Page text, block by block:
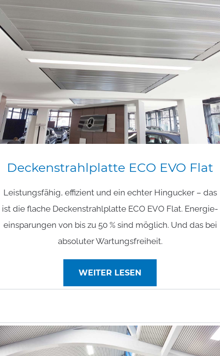
Deckenstrahlplatte ECO EVO Flat
Leistungsfähig, effizient und ein echter Hingucker – das
ist die flache Decken­strahlplatte ECO EVO Flat. Energie­
einsparungen von bis zu 50 % sind möglich. Und das bei
absoluter Wartungsfreiheit.
WEITER LESEN